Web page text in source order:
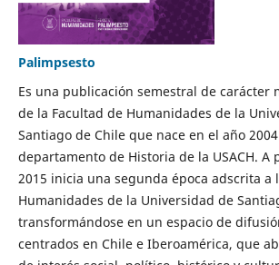
Palimpsesto
Es una publicación semestral de
de la Facultad de Humanidades de la
Santiago de Chile que nace en el año
departamento de Historia de la USACH. A
2015 inicia una segunda época adscrita a
Humanidades de la Universidad de
transformándose en un espacio de
centrados en Chile e Iberoamérica, que